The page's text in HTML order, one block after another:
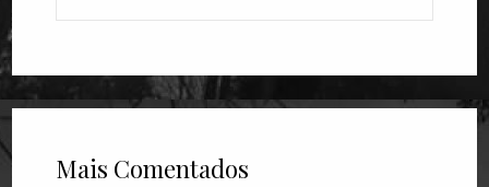
Mais Comentados